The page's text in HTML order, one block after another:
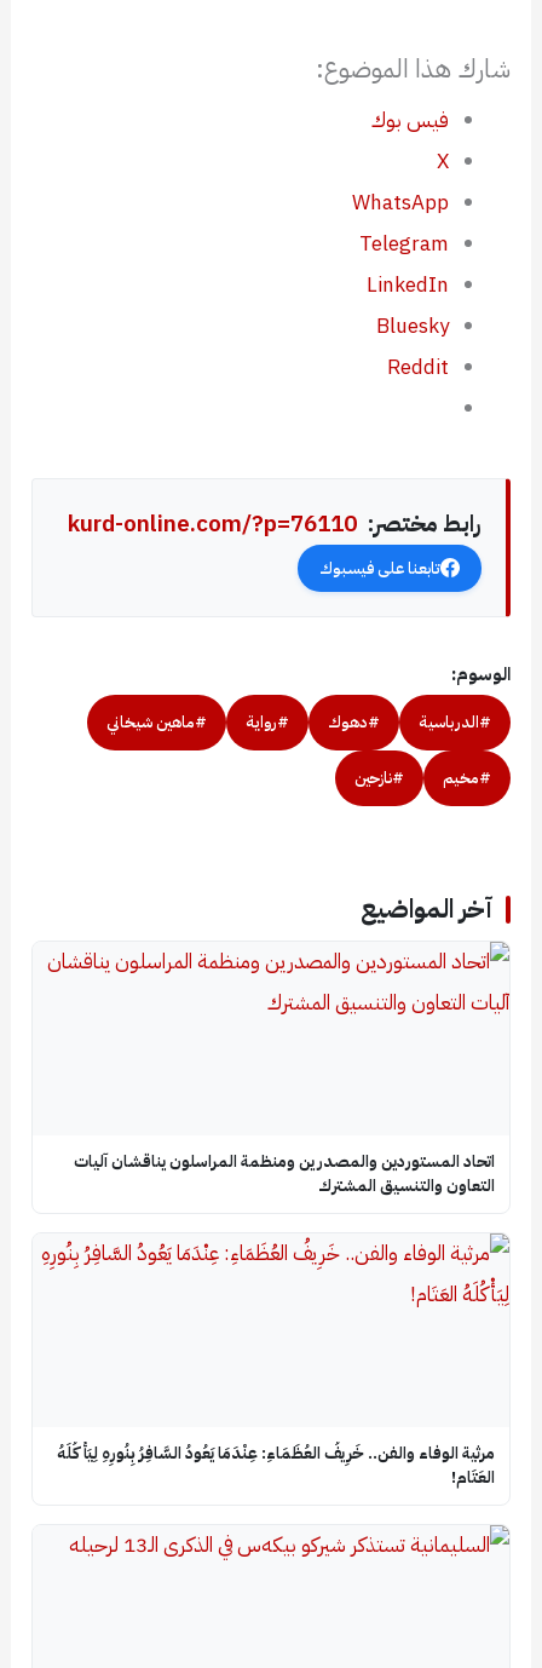
شارك هذا الموضوع:
فيس بوك
X
WhatsApp
Telegram
LinkedIn
Bluesky
Reddit
رابط مختصر: kurd-online.com/?p=76110
تابعنا على فيسبوك
الوسوم:
#الدرباسية #دهوك #رواية #ماهين شيخاني
#مخيم #نازحين
آخر المواضيع
اتحاد المستوردين والمصدرين ومنظمة المراسلون يناقشان آليات
التعاون والتنسيق المشترك
​مرثية الوفاء والفن.. خَرِيفُ العُظَمَاءِ: عِنْدَمَا يَعُودُ السَّافِرُ بِنُورِهِ لِيَأْكُلَهُ
العَتَام!